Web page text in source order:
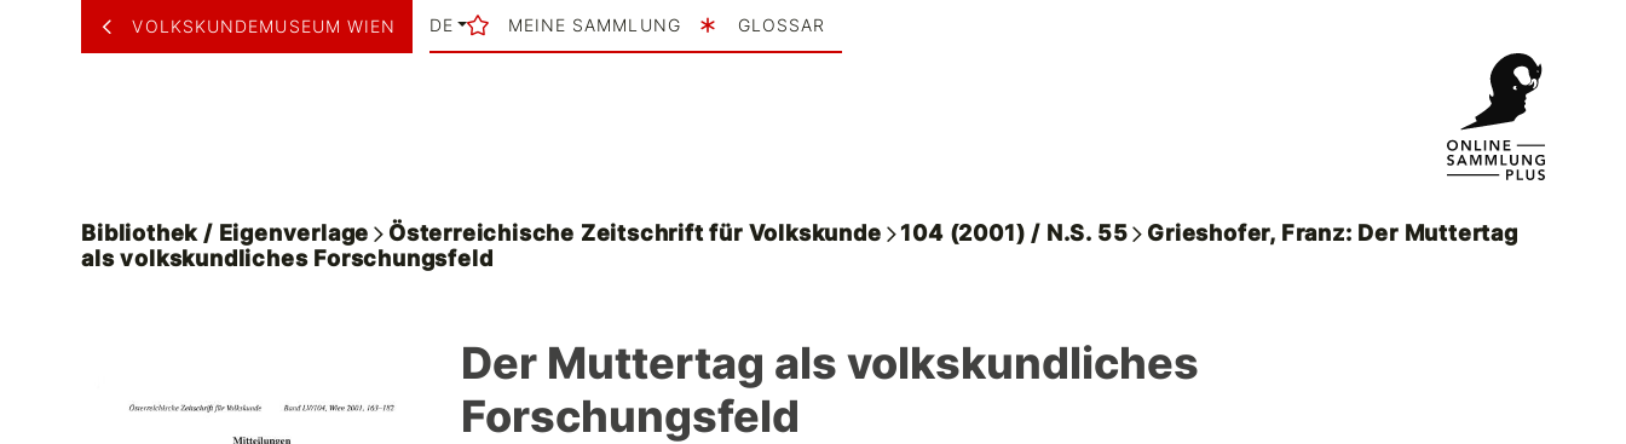
VOLKSKUNDEMUSEUM WIEN DE MEINE SAMMLUNG GLOSSAR
Bibliothek / Eigenverlage Österreichische Zeitschrift für Volkskunde 104 (2001) / N.S. 55
Grieshofer, Franz: Der Muttertag
als volkskundliches Forschungsfeld
Der Muttertag als volkskundliches
Forschungsfeld